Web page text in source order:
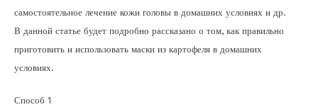
самостоятельное лечение кожи головы в домашних условиях и др.
В данной статье будет подробно рассказано о том, как правильно
приготовить и использовать маски из картофеля в домашних
условиях.
Способ 1